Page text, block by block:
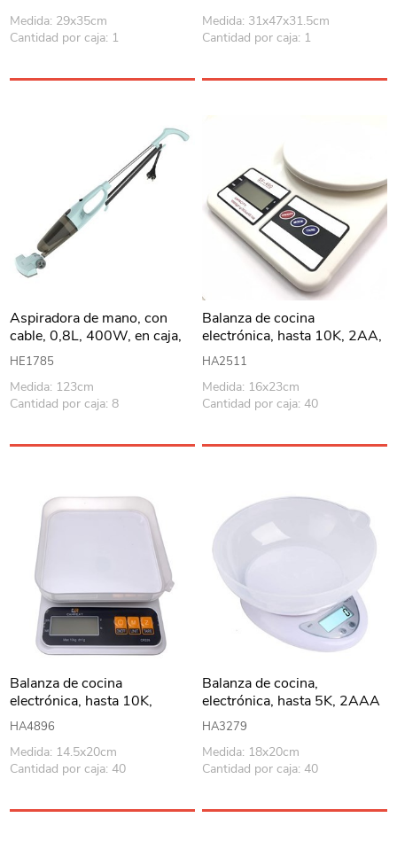
STAR
Medida: 29x35cm
Cantidad por caja: 1
Medida: 31x47x31.5cm
Cantidad por caja: 1
Aspiradora de mano, con
cable, 0,8L, 400W, en caja,
WINNING STAR
HE1785
Medida: 123cm
Cantidad por caja: 8
Balanza de cocina
electrónica, hasta 10K, 2AA,
en caja
HA2511
Medida: 16x23cm
Cantidad por caja: 40
Balanza de cocina
electrónica, hasta 10K,
2AAA, en caja
HA4896
Medida: 14.5x20cm
Cantidad por caja: 40
Balanza de cocina,
electrónica, hasta 5K, 2AAA
en caja
HA3279
Medida: 18x20cm
Cantidad por caja: 40